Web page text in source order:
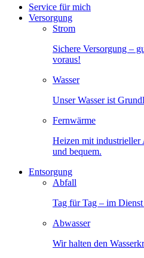
Service für mich
Versorgung
Strom
Sichere Versorgung –
voraus!
Wasser
Unser Wasser ist
Fernwärme
Heizen mit industrieller
und bequem.
Entsorgung
Abfall
Tag für Tag – im
Abwasser
Wir halten den